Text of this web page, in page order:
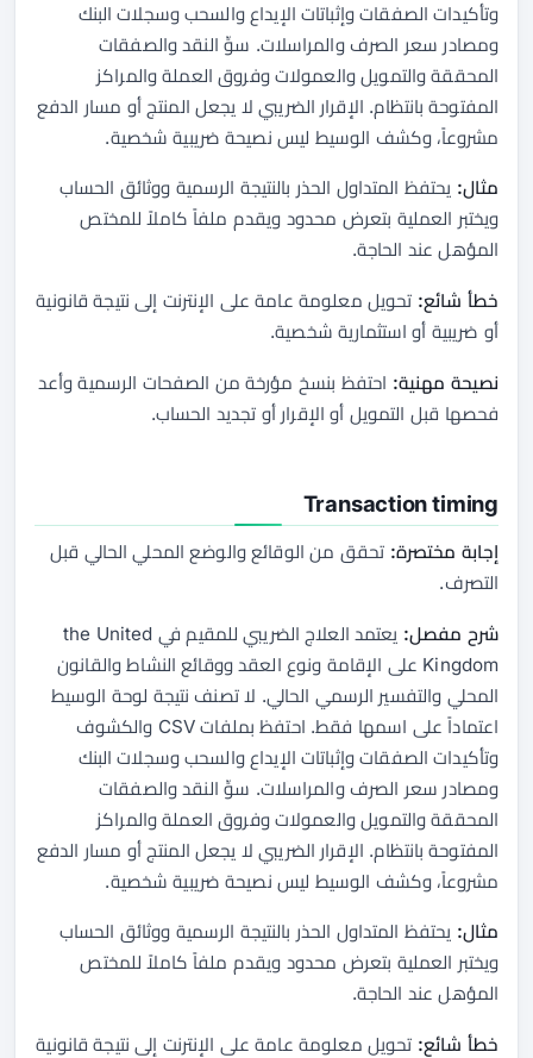
وتأكيدات الصفقات وإثباتات الإيداع والسحب وسجلات البنك
ومصادر سعر الصرف والمراسلات. سوِّ النقد والصفقات
المحققة والتمويل والعمولات وفروق العملة والمراكز
المفتوحة بانتظام. الإقرار الضريبي لا يجعل المنتج أو مسار الدفع
مشروعاً، وكشف الوسيط ليس نصيحة ضريبية شخصية.
مثال: يحتفظ المتداول الحذر بالنتيجة الرسمية ووثائق الحساب
ويختبر العملية بتعرض محدود ويقدم ملفاً كاملاً للمختص
المؤهل عند الحاجة.
خطأ شائع: تحويل معلومة عامة على الإنترنت إلى نتيجة قانونية
أو ضريبية أو استثمارية شخصية.
نصيحة مهنية: احتفظ بنسخ مؤرخة من الصفحات الرسمية وأعد
فحصها قبل التمويل أو الإقرار أو تجديد الحساب.
Transaction timing
إجابة مختصرة: تحقق من الوقائع والوضع المحلي الحالي قبل
التصرف.
شرح مفصل:
يعتمد العلاج الضريبي للمقيم في the United
Kingdom على الإقامة ونوع العقد ووقائع النشاط والقانون
المحلي والتفسير الرسمي الحالي. لا تصنف نتيجة لوحة الوسيط
اعتماداً على اسمها فقط. احتفظ بملفات CSV والكشوف
وتأكيدات الصفقات وإثباتات الإيداع والسحب وسجلات البنك
ومصادر سعر الصرف والمراسلات. سوِّ النقد والصفقات
المحققة والتمويل والعمولات وفروق العملة والمراكز
المفتوحة بانتظام. الإقرار الضريبي لا يجعل المنتج أو مسار الدفع
مشروعاً، وكشف الوسيط ليس نصيحة ضريبية شخصية.
مثال: يحتفظ المتداول الحذر بالنتيجة الرسمية ووثائق الحساب
ويختبر العملية بتعرض محدود ويقدم ملفاً كاملاً للمختص
المؤهل عند الحاجة.
خطأ شائع: تحويل معلومة عامة على الإنترنت إلى نتيجة قانونية